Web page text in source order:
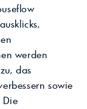
werden
das
sowie
Die